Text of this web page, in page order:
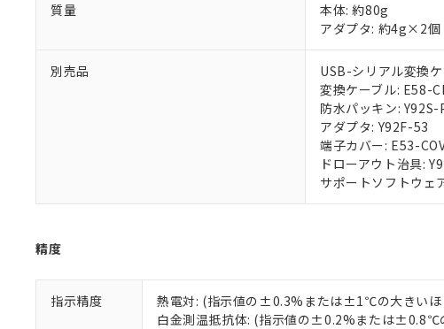
質量
本体: 約80g
アダプタ: 約4g×2個
別売品
USB-シリアル変換
変換ケーブル: E58-
防水パッキン: Y92S-
アダプタ: Y92F-53
端子カバー: E53-
ドローアウト治具:
サポートソフトウ
精度
指示精度
熱電対: (指示値の±0.3%または±1℃の大きい
白金測温抵抗体: (指示値の±0.2%または±0.8℃